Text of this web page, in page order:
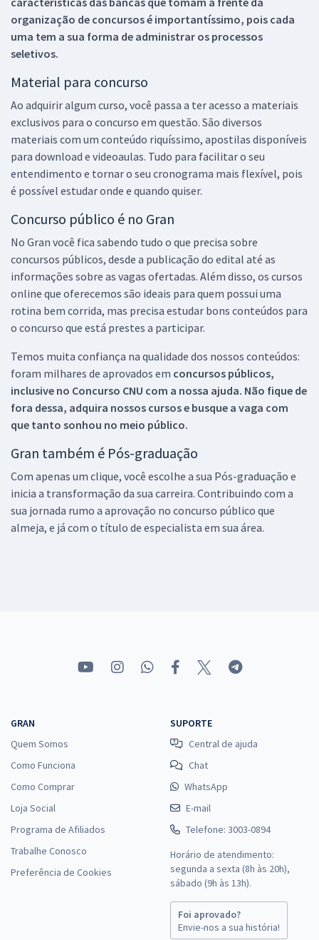
organização de concursos é importantíssimo, pois cada
uma tem a sua forma de administrar os processos
seletivos.
Material para concurso
Ao adquirir algum curso, você passa a ter acesso a materiais
exclusivos para o concurso em questão. São diversos
materiais com um conteúdo riquíssimo, apostilas disponíveis
para download e videoaulas. Tudo para facilitar o seu
entendimento e tornar o seu cronograma mais flexível, pois
é possível estudar onde e quando quiser.
Concurso público é no Gran
No Gran você fica sabendo tudo o que precisa sobre
concursos públicos, desde a publicação do edital até as
informações sobre as vagas ofertadas. Além disso, os cursos
online que oferecemos são ideais para quem possui uma
rotina bem corrida, mas precisa estudar bons conteúdos para
o concurso que está prestes a participar.
Temos muita confiança na qualidade dos nossos conteúdos:
foram milhares de aprovados em concursos públicos,
inclusive no Concurso CNU com a nossa ajuda. Não fique de
fora dessa, adquira nossos cursos e busque a vaga com
que tanto sonhou no meio público.
Gran também é Pós-graduação
Com apenas um clique, você escolhe a sua Pós-graduação e
inicia a transformação da sua carreira. Contribuindo com a
sua jornada rumo a aprovação no concurso público que
almeja, e já com o título de especialista em sua área.
GRAN
Quem Somos
Como Funciona
Como Comprar
Loja Social
Programa de Afiliados
Trabalhe Conosco
Preferência de Cookies
SUPORTE
Central de ajuda
Chat
WhatsApp
E-mail
Telefone: 3003-0894
Horário de atendimento:
segunda a sexta (8h às 20h),
sábado (9h às 13h).
Foi aprovado?
Envie-nos a sua história!